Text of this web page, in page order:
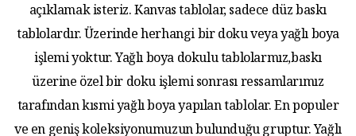
açıklamak isteriz. Kanvas tablolar, sadece düz baskı
tablolardır. Üzerinde herhangi bir doku veya yağlı boya
işlemi yoktur. Yağlı boya dokulu tablolarmız,baskı
üzerine özel bir doku işlemi sonrası ressamlarımız
tarafından kısmi yağlı boya yapılan tablolar. En populer
ve en geniş koleksiyonumuzun bulunduğu gruptur. Yağlı